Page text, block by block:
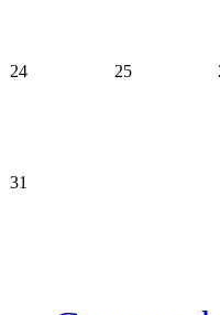
24 25
31